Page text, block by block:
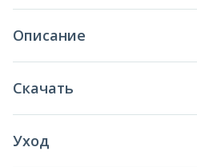
Описание
Скачать
Уход